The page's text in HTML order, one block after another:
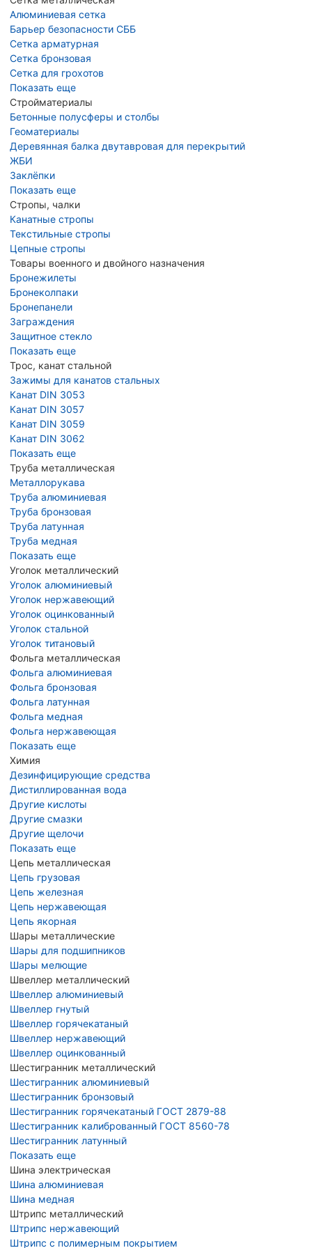
Алюминиевая сетка
Барьер безопасности СББ
Сетка арматурная
Сетка бронзовая
Сетка для грохотов
Показать еще
Стройматериалы
Бетонные полусферы и столбы
Геоматериалы
Деревянная балка двутавровая для перекрытий
ЖБИ
Заклёпки
Показать еще
Стропы, чалки
Канатные стропы
Текстильные стропы
Цепные стропы
Товары военного и двойного назначения
Бронежилеты
Бронеколпаки
Бронепанели
Заграждения
Защитное стекло
Показать еще
Трос, канат стальной
Зажимы для канатов стальных
Канат DIN 3053
Канат DIN 3057
Канат DIN 3059
Канат DIN 3062
Показать еще
Труба металлическая
Металлорукава
Труба алюминиевая
Труба бронзовая
Труба латунная
Труба медная
Показать еще
Уголок металлический
Уголок алюминиевый
Уголок нержавеющий
Уголок оцинкованный
Уголок стальной
Уголок титановый
Фольга металлическая
Фольга алюминиевая
Фольга бронзовая
Фольга латунная
Фольга медная
Фольга нержавеющая
Показать еще
Химия
Дезинфицирующие средства
Дистиллированная вода
Другие кислоты
Другие смазки
Другие щелочи
Показать еще
Цепь металлическая
Цепь грузовая
Цепь железная
Цепь нержавеющая
Цепь якорная
Шары металлические
Шары для подшипников
Шары мелющие
Швеллер металлический
Швеллер алюминиевый
Швеллер гнутый
Швеллер горячекатаный
Швеллер нержавеющий
Швеллер оцинкованный
Шестигранник металлический
Шестигранник алюминиевый
Шестигранник бронзовый
Шестигранник горячекатаный ГОСТ 2879-88
Шестигранник калиброванный ГОСТ 8560-78
Шестигранник латунный
Показать еще
Шина электрическая
Шина алюминиевая
Шина медная
Штрипс металлический
Штрипс нержавеющий
Штрипс с полимерным покрытием